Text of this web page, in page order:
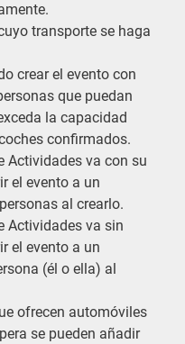
transporte se haga
crear el evento con
que puedan
la capacidad
confirmados.
Actividades va con su
el evento a un
al crearlo.
Actividades va sin
el evento a un
(él o ella) al
ofrecen automóviles
se pueden añadir